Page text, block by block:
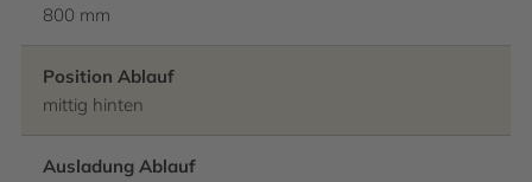
800 mm
Position Ablauf
mittig hinten
Ausladung Ablauf